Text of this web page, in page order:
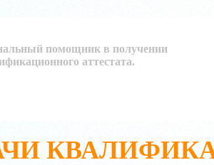
помощник в получении
аттестата.